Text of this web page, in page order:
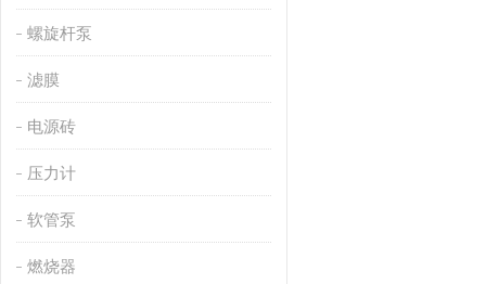
螺旋杆泵
滤膜
电源砖
压力计
软管泵
燃烧器